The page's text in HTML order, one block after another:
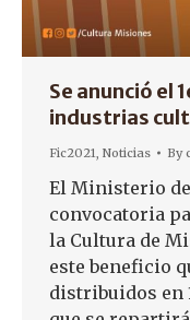
Se anunció el
industrias
Fic2021, Noticias By
El Ministerio
convocatoria
la Cultura de
este beneficio
distribuidos en